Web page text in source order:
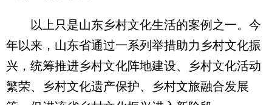
以上只是山东乡村文化生活的案例之一。今
年以来，山东省通过一系列举措助力乡村文化振
兴，统筹推进乡村文化阵地建设、乡村文化活动
繁荣、乡村文化遗产保护、乡村文旅融合发展